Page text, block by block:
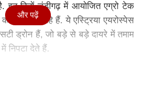
इन दिनों चंडीगढ़ में आयोजित एग्रो टेक
केंद्र बन रहे हैं. ये एस्ट्रिया एयरोस्पेस
ड्रोन हैं, जो बड़े से बड़े दायरे में तमाम
में निपटा देते हैं.
और पढ़ें